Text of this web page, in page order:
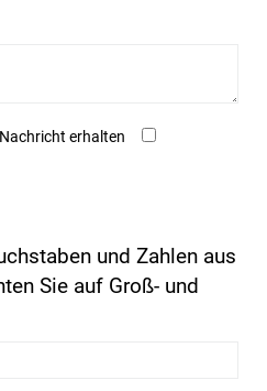
erhalten
und Zahlen aus
Sie auf Groß- und